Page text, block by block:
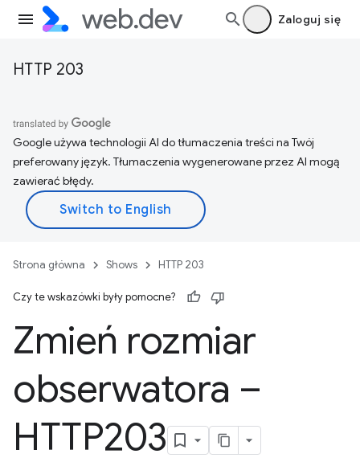
Zaloguj się
HTTP 203
Google używa technologii AI do tłumaczenia treści na Twój
preferowany język. Tłumaczenia wygenerowane przez AI mogą
zawierać błędy.
Strona główna Shows HTTP 203
Czy te wskazówki były pomocne?
Zmień rozmiar
obserwatora –
HTTP203